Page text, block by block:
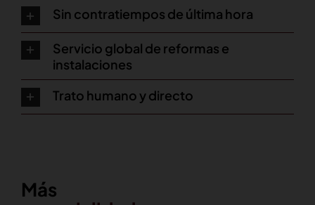
Sin contratiempos de última hora
Servicio global de reformas e
instalaciones
Trato humano y directo
Más